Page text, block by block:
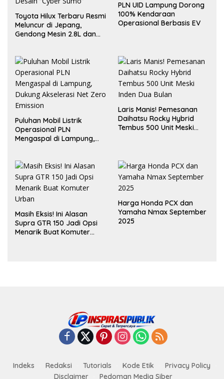
Toyota Hilux Terbaru Resmi
Meluncur di Jepang,
Gendong Mesin 2.8L dan
PLN UID Lampung Dorong
100% Kendaraan
Operasional Berbasis EV
Puluhan Mobil Listrik
Operasional PLN
Mengaspal di Lampung,
Laris Manis! Pemesanan
Daihatsu Rocky Hybrid
Tembus 500 Unit Meski
Masih Eksis! Ini Alasan
Supra GTR 150 Jadi Opsi
Menarik Buat Komuter
Harga Honda PCX dan
Yamaha Nmax September
2025
Indeks Redaksi Tutorials Kode Etik
Privacy Policy
Disclaimer
Pedoman Media Siber